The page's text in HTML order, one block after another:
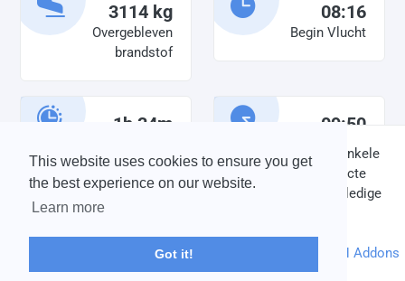
This website uses cookies to ensure you get
the best experience on our website.
Learn more
Got it!
3114 kg
Overgebleven
brandstof
08:16
Begin Vlucht
1h 34m 09:50
Einde vlucht
DISCLAIMER: V-Bird Virtual Airlines Group kan op geen enkele
wijze aansprakelijkheid aanvaarden voor directe of indirecte
schade die is ontstaan ten gevolge van onjuiste of onvolledige
informatie op deze website.
© 2004 - 2026 V-Bird Virtual Airlines Group |Credits
Powered byphpVMS DH Addons